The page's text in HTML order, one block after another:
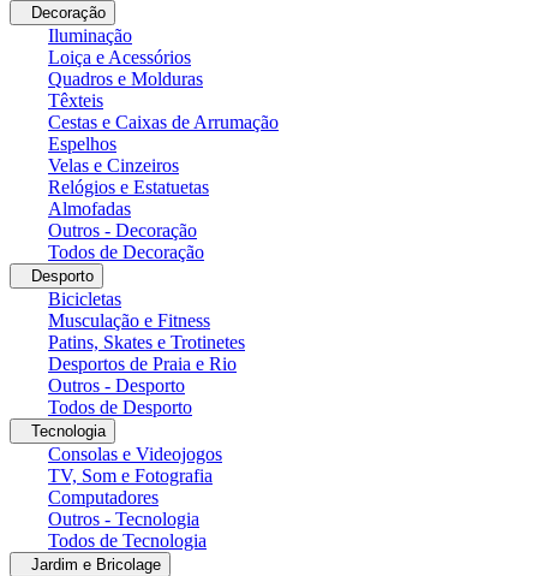
Decoração
Iluminação
Loiça e Acessórios
Quadros e Molduras
Têxteis
Cestas e Caixas de Arrumação
Espelhos
Velas e Cinzeiros
Relógios e Estatuetas
Almofadas
Outros - Decoração
Todos de Decoração
Desporto
Bicicletas
Musculação e Fitness
Patins, Skates e Trotinetes
Desportos de Praia e Rio
Outros - Desporto
Todos de Desporto
Tecnologia
Consolas e Videojogos
TV, Som e Fotografia
Computadores
Outros - Tecnologia
Todos de Tecnologia
Jardim e Bricolage